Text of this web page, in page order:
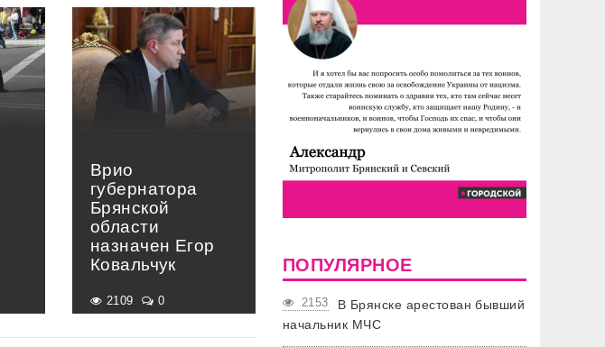
Врио
губернатора
Брянской
области
назначен Егор
Ковальчук
2109 0
ПОПУЛЯРНОЕ
2153
В Брянске арестован бывший
начальник МЧС